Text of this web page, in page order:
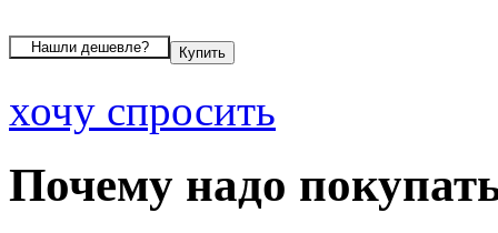
хочу спросить
Почему надо